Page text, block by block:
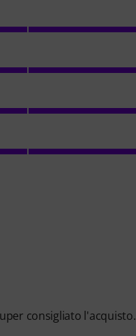
consigliato l'acquisto.